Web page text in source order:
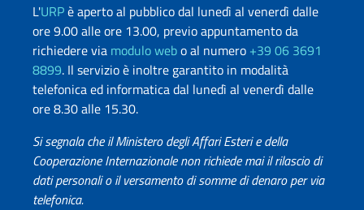
L'URPè aperto al pubblico dal lunedì al venerdì dalle
ore 9.00 alle ore 13.00, previo appuntamento da
richiedere via modulo webo al numero +39 06 3691
8899. Il servizio è inoltre garantito in modalità
telefonica ed informatica dal lunedì al venerdì dalle
ore 8.30 alle 15.30.
Si segnala che il Ministero degli Affari Esteri e della
Cooperazione Internazionale non richiede mai il rilascio di
dati personali o il versamento di somme di denaro per via
telefonica.